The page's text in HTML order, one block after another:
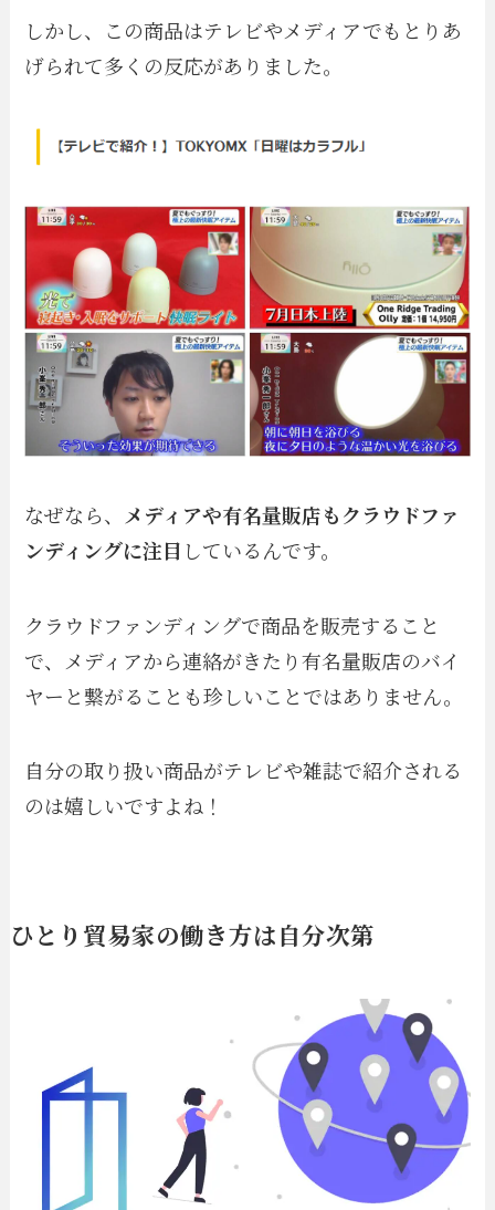
しかし、この商品はテレビやメディアでもとりあ
げられて多くの反応がありました。
なぜなら、
メディアや有名量販店もクラウドファ
ンディングに注目 しているんです。
クラウドファンディングで商品を販売すること
で、メディアから連絡がきたり有名量販店のバイ
ヤーと繋がることも珍しいことではありません。
自分の取り扱い商品がテレビや雑誌で紹介される
のは嬉しいですよね！
ひとり貿易家の働き方は自分次第